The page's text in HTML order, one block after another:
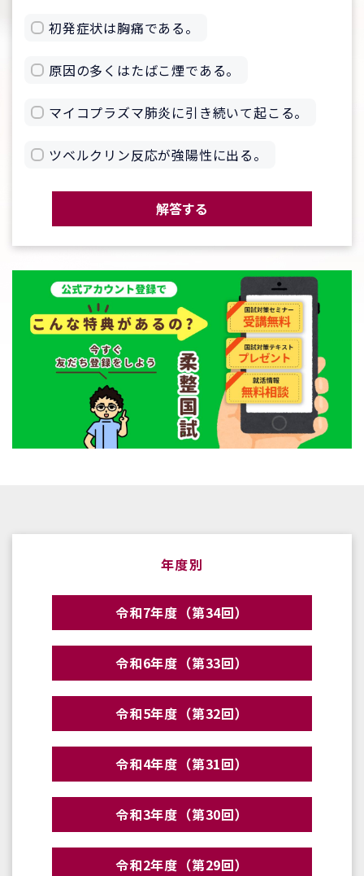
初発症状は胸痛である。
原因の多くはたばこ煙である。
マイコプラズマ肺炎に引き続いて起こる。
ツベルクリン反応が強陽性に出る。
解答する
年度別
令和7年度（第34回）
令和6年度（第33回）
令和5年度（第32回）
令和4年度（第31回）
令和3年度（第30回）
令和2年度（第29回）